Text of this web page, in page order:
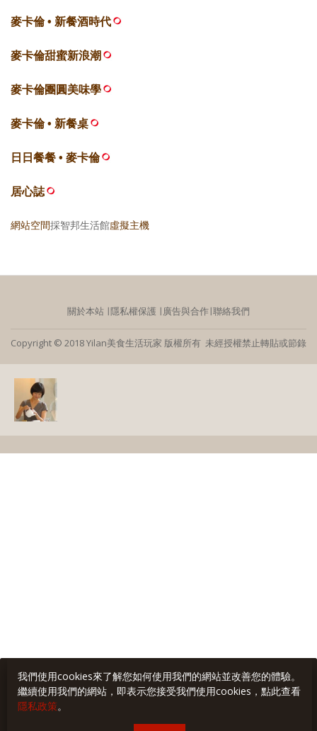
麥卡倫 • 新餐酒時代
麥卡倫甜蜜新浪潮
麥卡倫團圓美味學
麥卡倫 • 新餐桌
日日餐餐 • 麥卡倫
居心誌
網站空間採智邦生活館虛擬主機
關於本站 ∣隱私權保護 ∣ 廣告與合作∣聯絡我們
Copyright © 2018 Yilan美食生活玩家 版權所有 未經授權禁止轉貼或節錄
我們使用cookies來了解您如何使用我們的網站並改善您的體驗。
繼續使用我們的網站，即表示您接受我們使用cookies，點此查看
隱私政策。